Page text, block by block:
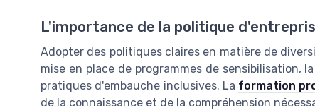
L'importance de la politique
Adopter des politiques claires en matière de
mise en place de programmes de sensibilisation,
pratiques d'embauche inclusives. La formation
de la connaissance et de la compréhension